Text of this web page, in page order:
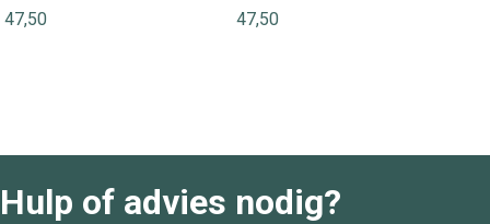
47,50
47,50
Hulp of advies nodig?